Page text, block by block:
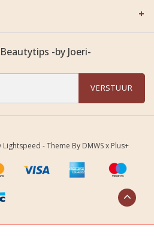
-by Joeri-
VERSTUUR
Lightspeed - Theme By DMWSx Plus+